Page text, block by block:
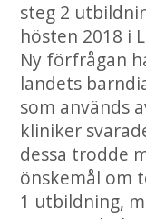
steg 2
hösten 2018 i
Ny förfrågan
landets
som används
kliniker
dessa trodde
önskemål om
1 utbildning,